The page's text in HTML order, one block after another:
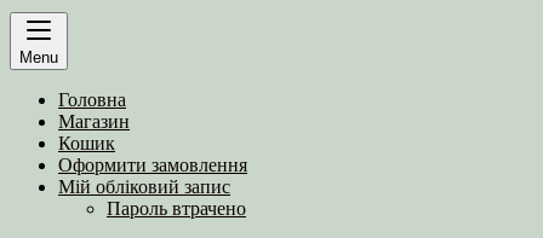
Menu
Головна
Магазин
Кошик
Оформити замовлення
Мій обліковий запис
Пароль втрачено